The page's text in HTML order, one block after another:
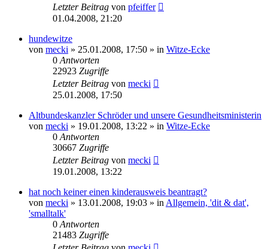
Letzter Beitrag von pfeiffer
01.04.2008, 21:20
hundewitze
von mecki » 25.01.2008, 17:50 » in Witze-Ecke
0 Antworten
22923 Zugriffe
Letzter Beitrag von mecki
25.01.2008, 17:50
Altbundeskanzler Schröder und unsere Gesundheitsministerin
von mecki » 19.01.2008, 13:22 » in Witze-Ecke
0 Antworten
30667 Zugriffe
Letzter Beitrag von mecki
19.01.2008, 13:22
hat noch keiner einen kinderausweis beantragt?
von mecki » 13.01.2008, 19:03 » in Allgemein, 'dit & dat',
'smalltalk'
0 Antworten
21483 Zugriffe